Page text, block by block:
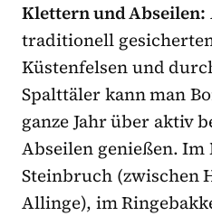
Klettern und Abseilen:
traditionell
Küstenfelsen und
Spalttäler kann man
ganze Jahr über aktiv
Abseilen genießen. Im
Steinbruch (zwischen
Allinge), im